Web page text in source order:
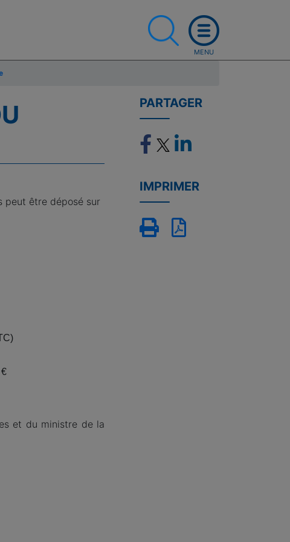
peut être déposé sur
et du ministre de la
PARTAGER
IMPRIMER